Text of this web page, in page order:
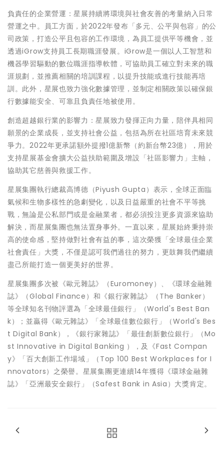
負責任的企業營運：星展持續將環境與社會友善的考量納入日常
營運之中。員工方面，於2022年發布「多元、公平與包容」的公
司政策，打造公平且包容的工作環境，為員工提供平等機會，並
透過iGrow支持員工長期職涯發展。iGrow是一個以人工智慧和
機器學習驅動的數位職涯指導軟體，可協助員工確立對未來的職
涯規劃，並推薦相關的培訓課程，以提升技能或進行技能再培
訓。此外，星展也致力強化數據管理，並制定相關政策以確保銀
行數據能安全、可靠且負責任地被使用。
創造超越銀行業的影響力：星展致力發揮正向力量，陪伴具相同
願景的企業成長，並支持社會公益，包括為所在社區培育未來競
爭力。2022年更承諾額外提撥1億新幣（約新台幣23億），用於
支持星展基金會擴大公益扶助範圍及增設「社區影響力」主軸，
協助其它慈善與救援工作。
星展集團執行總裁高博德（Piyush Gupta）表示，全球正面臨
氣候和生物多樣性的急劇變化，以及日益嚴重的社會不平等挑
戰，無論是公私部門或是金融業者，都必須投注更多資源來協助
解決，而星展集團也無法置身事外。一直以來，星展始終秉持崇
高的使命感，堅持做對社會有益的事，這次榮獲「全球最佳企業
社會責任」大獎，不僅是認可我們過往的努力，更鼓舞我們繼續
盡己所能打造一個更美好的世界。
星展集團多次被《歐元雜誌》（Euromoney）、《環球金融雜
誌》（Global Finance）和《銀行家雜誌》（The Banker）
等全球知名刊物評選為「全球最佳銀行」（World's Best Ban
k）；並贏得《歐元雜誌》「全球最佳數位銀行」（World's Bes
t Digital Bank），《銀行家雜誌》「最佳創新數位銀行」（Mo
st Innovative in Digital Banking ），及《Fast Compan
y》「百大創新工作場域」（Top 100 Best Workplaces for I
nnovators）之榮譽。星展集團更連續14年獲得《環球金融雜
誌》「亞洲最安全銀行」（Safest Bank in Asia）大獎肯定。